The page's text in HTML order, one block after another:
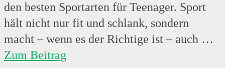
den besten Sportarten für Teenager. Sport
hält nicht nur fit und schlank, sondern
macht – wenn es der Richtige ist – auch …
Zum Beitrag